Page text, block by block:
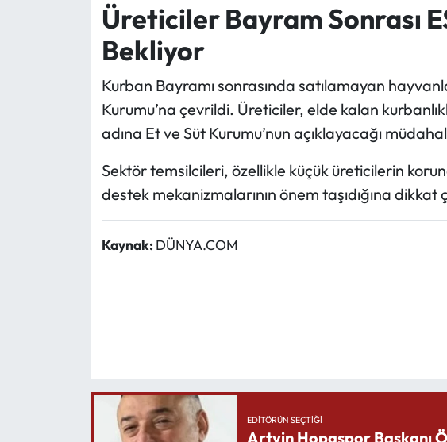
Üreticiler Bayram Sonrası
Bekliyor
Kurban Bayramı sonrasında satılamayan
Kurumu’na çevrildi. Üreticiler, elde kalan
adına Et ve Süt Kurumu’nun açıklayacağı
Sektör temsilcileri, özellikle küçük üreticilerin
destek mekanizmalarının önem taşıdığına dikkat
Kaynak: DÜNYA.COM
EDITÖRÜN SEÇTIĞI
Artvin Hopaspor Başkanı